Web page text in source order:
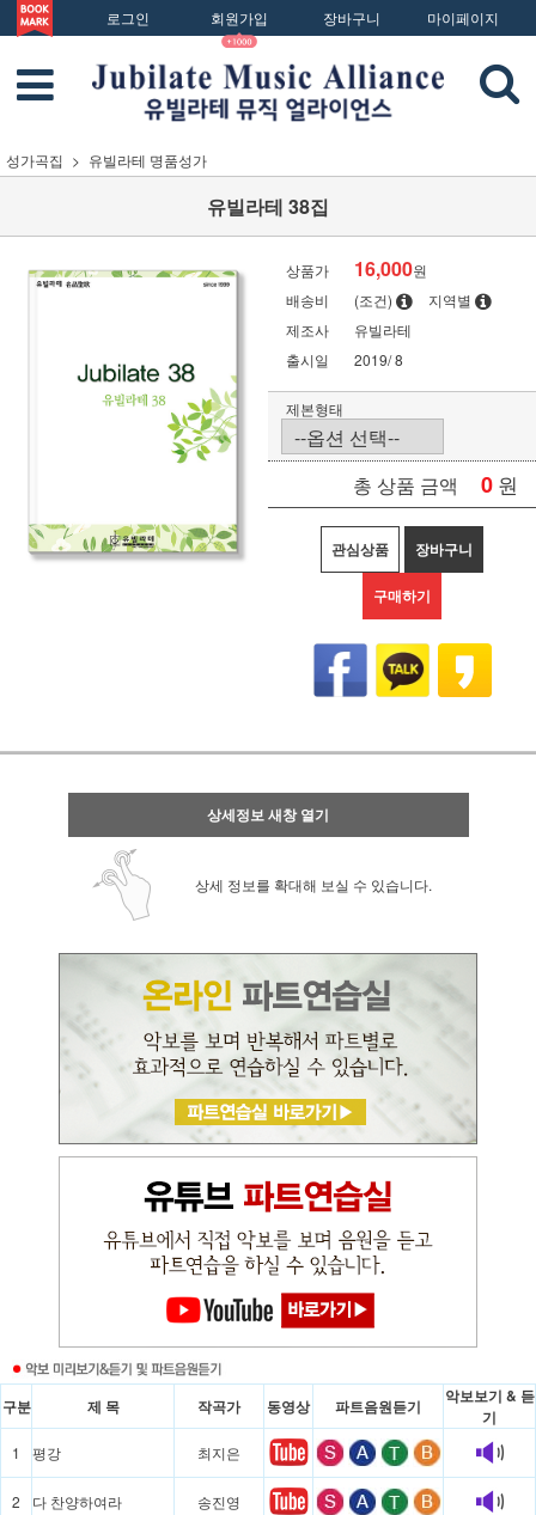
로그인 회원가입 장바구니 마이페이지
성가곡집 유빌라테 명품성가
유빌라테 38집
상품가 16,000원
배송비
(조건)
지역별
제조사
유빌라테
출시일
2019/ 8
제본형태
총 상품 금액 0 원
관심상품 장바구니
구매하기
상세정보 새창 열기
상세 정보를 확대해 보실 수 있습니다.
구분 제 목 작곡가 동영상 파트음원듣기
악보보기 & 듣
기
1 평강 최지은
2 다 찬양하여라 송진영